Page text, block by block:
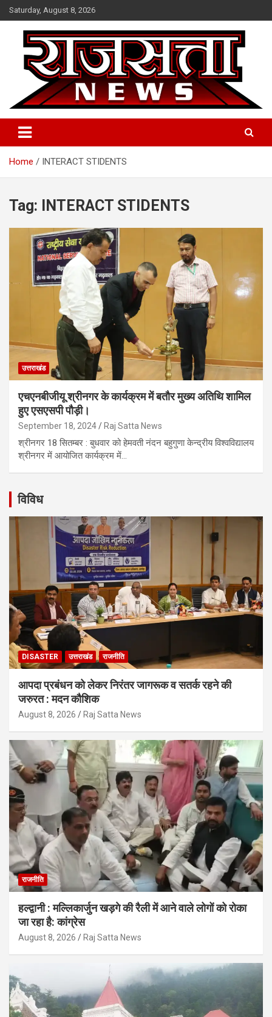
Skip
to
content
Saturday, August 8, 2026
Raj Satta News
Home INTERACT STIDENTS
Tag: INTERACT STIDENTS
उत्तराखंड
एचएनबीजीयू श्रीनगर के कार्यक्रम में बतौर मुख्य अतिथि शामिल
हुए एसएसपी पौड़ी।
September 18, 2024 Raj Satta News
श्रीनगर 18 सितम्बर : बुधवार को हेमवती नंदन बहुगुणा केन्द्रीय विश्वविद्यालय
श्रीनगर में आयोजित कार्यक्रम में…
विविध
DISASTER उत्तराखंड राजनीति
आपदा प्रबंधन को लेकर निरंतर जागरूक व सतर्क रहने की
जरुरत : मदन कौशिक
August 8, 2026 Raj Satta News
राजनीति
हल्द्वानी : मल्लिकार्जुन खड़गे की रैली में आने वाले लोगों को रोका
जा रहा है: कांग्रेस
August 8, 2026 Raj Satta News